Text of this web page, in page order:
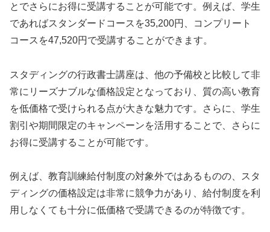
とでさらにお得に受講することが可能です。例えば、学生
であればスタンダードコースを35,200円、コンプリート
コースを47,520円で受講することができます。
スタディングの行政書士講座は、他の予備校と比較して非
常にリーズナブルな価格設定となっており、質の高い教育
を低価格で受けられる点が大きな魅力です。さらに、学生
割引や期間限定のキャンペーンを活用することで、さらに
お得に受講することが可能です。
例えば、教育訓練給付制度の対象外ではあるものの、スタ
ディングの価格設定は非常に競争力があり、給付制度を利
用しなくても十分に低価格で受講できるのが特徴です。